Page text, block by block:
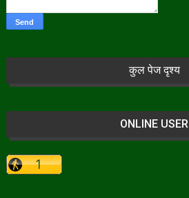
कुल पेज दृश्य
ONLINE USER